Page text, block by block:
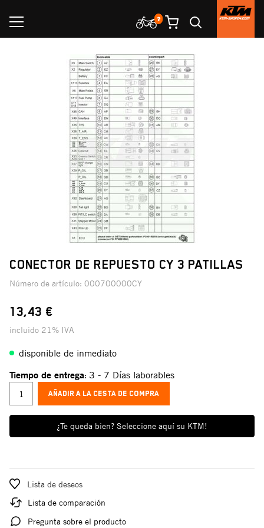
CONECTOR DE REPUESTO CY 3 PATILLAS
Número de artículo: 000700000CY
13,43 €
incluido 21% IVA
disponible de inmediato
Tiempo de entrega: 3 - 7 Días laborables
¿Te queda bien? Seleccione aquí su KTM!
AÑADIR A LA CESTA DE COMPRA
Lista de deseos
Lista de comparación
Pregunta sobre el producto